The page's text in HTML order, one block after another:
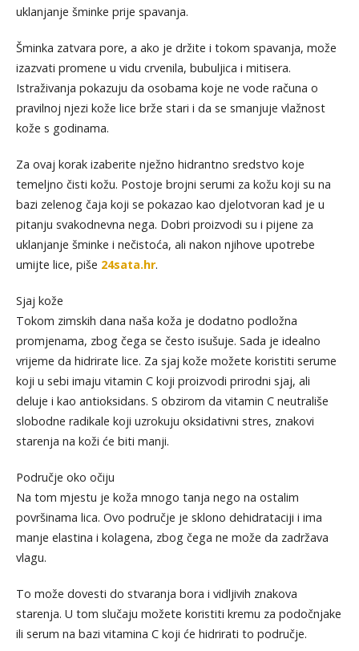
uklanjanje šminke prije spavanja.
Šminka zatvara pore, a ako je držite i tokom spavanja, može
izazvati promene u vidu crvenila, bubuljica i mitisera.
Istraživanja pokazuju da osobama koje ne vode računa o
pravilnoj njezi kože lice brže stari i da se smanjuje vlažnost
kože s godinama.
Za ovaj korak izaberite nježno hidrantno sredstvo koje
temeljno čisti kožu. Postoje brojni serumi za kožu koji su na
bazi zelenog čaja koji se pokazao kao djelotvoran kad je u
pitanju svakodnevna nega. Dobri proizvodi su i pijene za
uklanjanje šminke i nečistoća, ali nakon njihove upotrebe
umijte lice, piše 24sata.hr.
Sjaj kože
Tokom zimskih dana naša koža je dodatno podložna
promjenama, zbog čega se često isušuje. Sada je idealno
vrijeme da hidrirate lice. Za sjaj kože možete koristiti serume
koji u sebi imaju vitamin C koji proizvodi prirodni sjaj, ali
deluje i kao antioksidans. S obzirom da vitamin C neutrališe
slobodne radikale koji uzrokuju oksidativni stres, znakovi
starenja na koži će biti manji.
Područje oko očiju
Na tom mjestu je koža mnogo tanja nego na ostalim
površinama lica. Ovo područje je sklono dehidrataciji i ima
manje elastina i kolagena, zbog čega ne može da zadržava
vlagu.
To može dovesti do stvaranja bora i vidljivih znakova
starenja. U tom slučaju možete koristiti kremu za podočnjake
ili serum na bazi vitamina C koji će hidrirati to područje.